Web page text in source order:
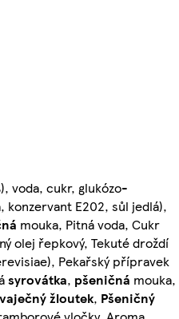
voda, cukr, glukózo-
E202, sůl jedlá),
mouka, Pitná voda, Cukr
olej řepkový, Tekuté droždí
Pekařský přípravek
syrovátka, pšeničná mouka,
vaječnýžloutek, Pšeničný